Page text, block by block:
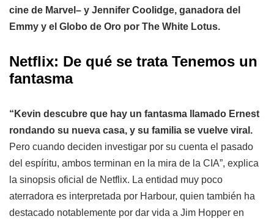
cine de Marvel– y Jennifer Coolidge, ganadora del
Emmy y el Globo de Oro por The White Lotus.
Netflix: De qué se trata Tenemos un
fantasma
“Kevin descubre que hay un fantasma llamado Ernest
rondando su nueva casa, y su familia se vuelve viral.
Pero cuando deciden investigar por su cuenta el pasado
del espíritu, ambos terminan en la mira de la CIA”, explica
la sinopsis oficial de Netflix. La entidad muy poco
aterradora es interpretada por Harbour, quien también ha
destacado notablemente por dar vida a Jim Hopper en